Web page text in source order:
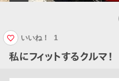
私にフィットするクルマ！
いいね！ 1